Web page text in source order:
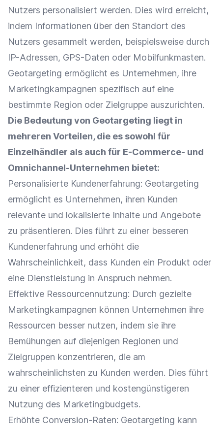
Nutzers personalisiert werden. Dies wird erreicht,
indem Informationen über den Standort des
Nutzers gesammelt werden, beispielsweise durch
IP-Adressen, GPS-Daten oder Mobilfunkmasten.
Geotargeting ermöglicht es Unternehmen, ihre
Marketingkampagnen spezifisch auf eine
bestimmte Region oder Zielgruppe auszurichten.
Die Bedeutung von Geotargeting liegt in
mehreren Vorteilen, die es sowohl für
Einzelhändler als auch für E-Commerce- und
Omnichannel-Unternehmen bietet:
Personalisierte Kundenerfahrung: Geotargeting
ermöglicht es Unternehmen, ihren Kunden
relevante und lokalisierte Inhalte und Angebote
zu präsentieren. Dies führt zu einer besseren
Kundenerfahrung und erhöht die
Wahrscheinlichkeit, dass Kunden ein Produkt oder
eine Dienstleistung in Anspruch nehmen.
Effektive Ressourcennutzung: Durch gezielte
Marketingkampagnen können Unternehmen ihre
Ressourcen besser nutzen, indem sie ihre
Bemühungen auf diejenigen Regionen und
Zielgruppen konzentrieren, die am
wahrscheinlichsten zu Kunden werden. Dies führt
zu einer effizienteren und kostengünstigeren
Nutzung des Marketingbudgets.
Erhöhte Conversion-Raten: Geotargeting kann